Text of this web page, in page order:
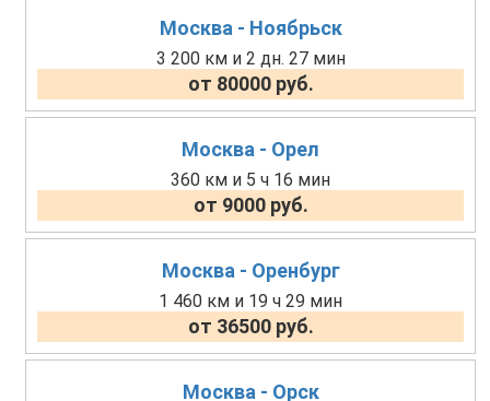
Москва - Ноябрьск
3 200 км и 2 дн. 27 мин
от 80000 руб.
Москва - Орел
360 км и 5 ч 16 мин
от 9000 руб.
Москва - Оренбург
1 460 км и 19 ч 29 мин
от 36500 руб.
Москва - Орск